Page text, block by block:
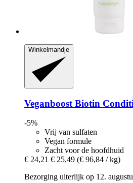
Winkelmandje
Veganboost Biotin
-5%
Vrij van sulfaten
Vegan formule
Zacht voor de hoofdhuid
€ 24,21 € 25,49 (€ 96,84 / kg)
Bezorging uiterlijk op 12.